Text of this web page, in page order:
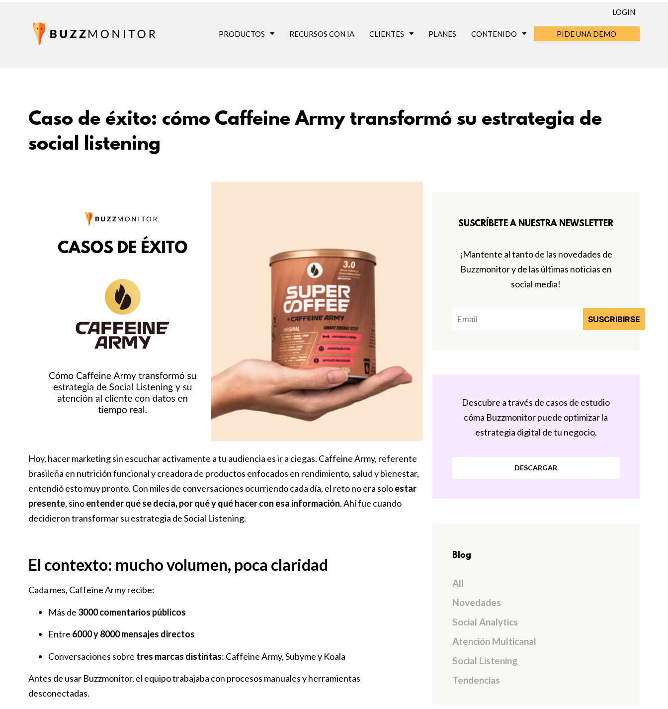
LOGIN
PRODUCTOS RECURSOS CON IA CLIENTES PLANES CONTENIDO PIDE UNA DEMO
Caso de éxito: cómo Caffeine Army transformó su estrategia de
social listening
Hoy, hacer marketing sin escuchar activamente a tu audiencia es ir a ciegas. Caffeine Army, referente
brasileña en nutrición funcional y creadora de productos enfocados en rendimiento, salud y bienestar,
entendió esto muy pronto. Con miles de conversaciones ocurriendo cada día, el reto no era soloestar
presente, sinoentender qué se decía, por qué y qué hacer con esa información. Ahí fue cuando
decidieron transformar su estrategia de Social Listening.
El contexto: mucho volumen, poca claridad
Cada mes, Caffeine Army recibe:
Más de 3000 comentarios públicos
Entre 6000 y 8000 mensajes directos
Conversaciones sobre tres marcas distintas: Caffeine Army, Subyme y Koala
Antes de usar Buzzmonitor, el equipo trabajaba con procesos manuales y herramientas
desconectadas.
SUSCRÍBETE A NUESTRA NEWSLETTER
¡Mantente al tanto de las novedades de
Buzzmonitor y de las últimas noticias en
social media!
Descubre a través de casos de estudio
cóma Buzzmonitor puede optimizar la
estrategia digital de tu negocio.
DESCARGAR
Blog
All
Novedades
Social Analytics
Atención Multicanal
Social Listening
Tendencias